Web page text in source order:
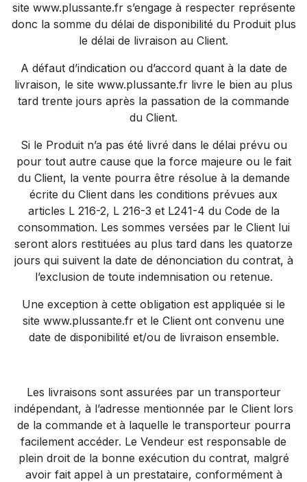
site www.plussante.frs’engage à respecter représente
donc la somme du délai de disponibilité du Produit plus
le délai de livraison au Client.
A défaut d’indication ou d’accord quant à la date de
livraison, le site www.plussante.fr livre le bien au plus
tard trente jours après la passation de la commande
du Client.
Si le Produit n’a pas été livré dans le délai prévu ou
pour tout autre cause que la force majeure ou le fait
du Client, la vente pourra être résolue à la demande
écrite du Client dans les conditions prévues aux
articles L 216-2, L 216-3 et L241-4 du Code de la
consommation. Les sommes versées par le Client lui
seront alors restituées au plus tard dans les quatorze
jours qui suivent la date de dénonciation du contrat, à
l’exclusion de toute indemnisation ou retenue.
Une exception à cette obligation est appliquée si le
site www.plussante.fr et le Client ont convenu une
date de disponibilité et/ou de livraison ensemble.
Les livraisons sont assurées par un transporteur
indépendant, à l’adresse mentionnée par le Client lors
de la commande et à laquelle le transporteur pourra
facilement accéder. Le Vendeur est responsable de
plein droit de la bonne exécution du contrat, malgré
avoir fait appel à un prestataire, conformément à